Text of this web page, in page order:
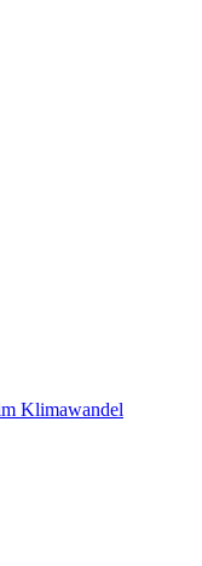
Klimawandel